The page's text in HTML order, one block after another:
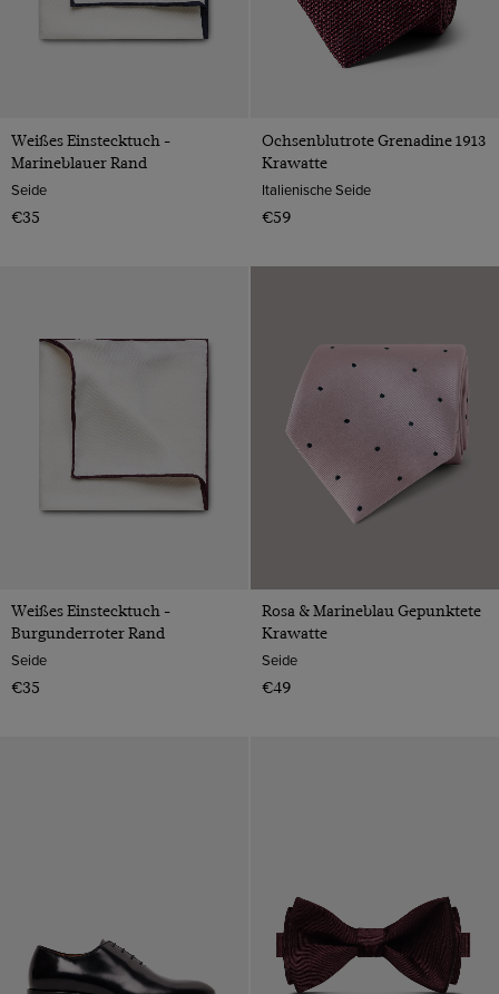
Weißes Einstecktuch -
Marineblauer Rand
Seide
€35
Ochsenblutrote Grenadine 1913
Krawatte
Italienische Seide
€59
Weißes Einstecktuch -
Burgunderroter Rand
Seide
€35
Rosa & Marineblau Gepunktete
Krawatte
Seide
€49